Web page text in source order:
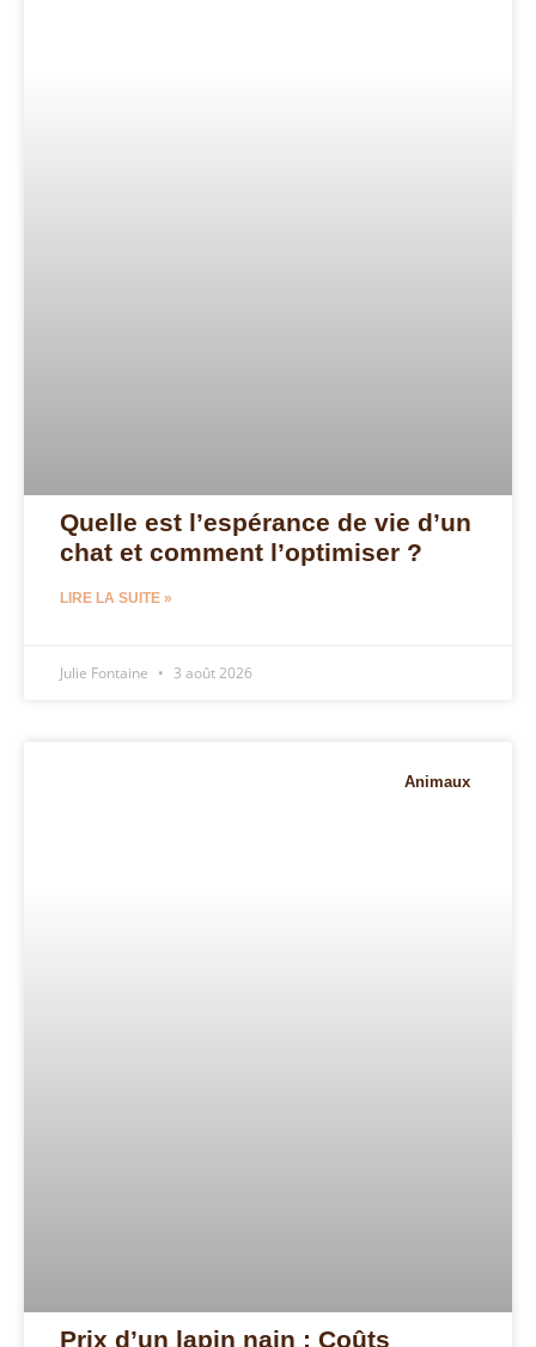
Quelle est l’espérance de vie d’un
chat et comment l’optimiser ?
LIRE LA SUITE »
Julie Fontaine 3 août 2026
Animaux
Prix d’un lapin nain : Coûts